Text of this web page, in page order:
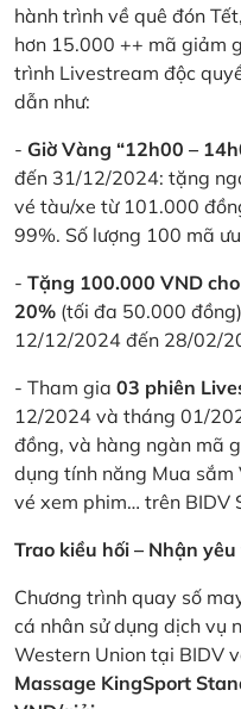
hành trình về quê đón
hơn 15.000 ++ mã giảm
trình Livestream độc
dẫn như:
- Giờ Vàng “12h00 –
đến 31/12/2024: tặng
vé tàu/xe từ 101.000
99%. Số lượng 100 mã
- Tặng 100.000 VND
20% (tối đa 50.000
12/12/2024 đến 28/02/
- Tham gia 03 phiên
12/2024 và tháng 01/
đồng, và hàng ngàn mã
dụng tính năng Mua sắm
vé xem phim… trên BIDV
Trao kiều hối – Nhận
Chương trình quay số
cá nhân sử dụng dịch vụ
Western Union tại BIDV
Massage KingSport